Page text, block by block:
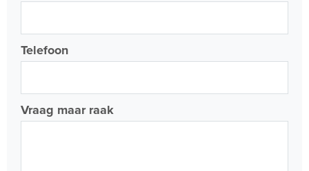
Telefoon
Vraag maar raak